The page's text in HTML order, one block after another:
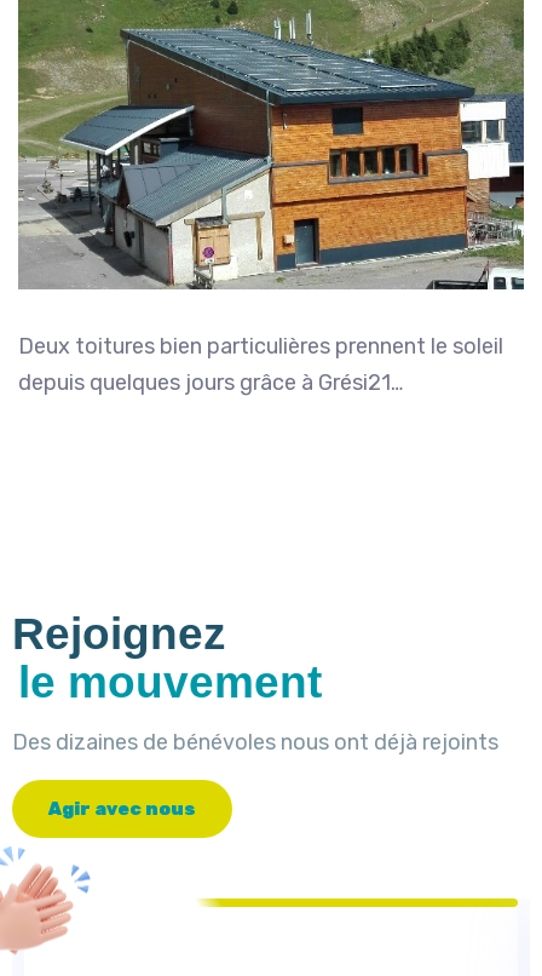
Deux toitures bien particulières prennent le soleil
depuis quelques jours grâce à Grési21…
Rejoignez
le mouvement
Des dizaines de bénévoles nous ont déjà rejoints
Agir avec nous